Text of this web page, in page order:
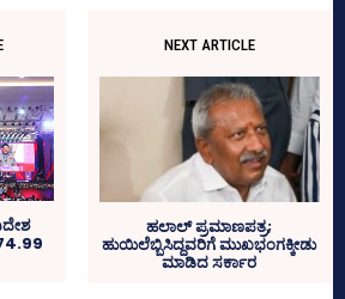
NEXT ARTICLE
ಹಲಾಲ್‌ ಪ್ರಮಾಣಪತ್ರ;
ಹುಯಿಲೆಬ್ಬಿಸಿದ್ದವರಿಗೆ ಮುಖಭಂಗಕ್ಕೀಡು
ಮಾಡಿದ ಸರ್ಕಾರ